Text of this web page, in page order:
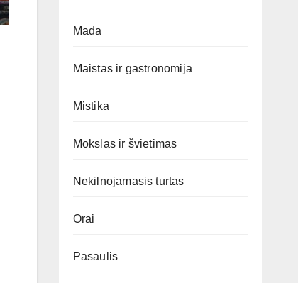
Mada
Maistas ir gastronomija
Mistika
Mokslas ir švietimas
Nekilnojamasis turtas
Orai
Pasaulis